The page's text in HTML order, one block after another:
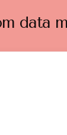
data